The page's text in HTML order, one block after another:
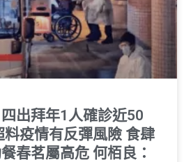
四出拜年1人確診近50
料疫情有反彈風險 食肆
春茗屬高危 何栢良：